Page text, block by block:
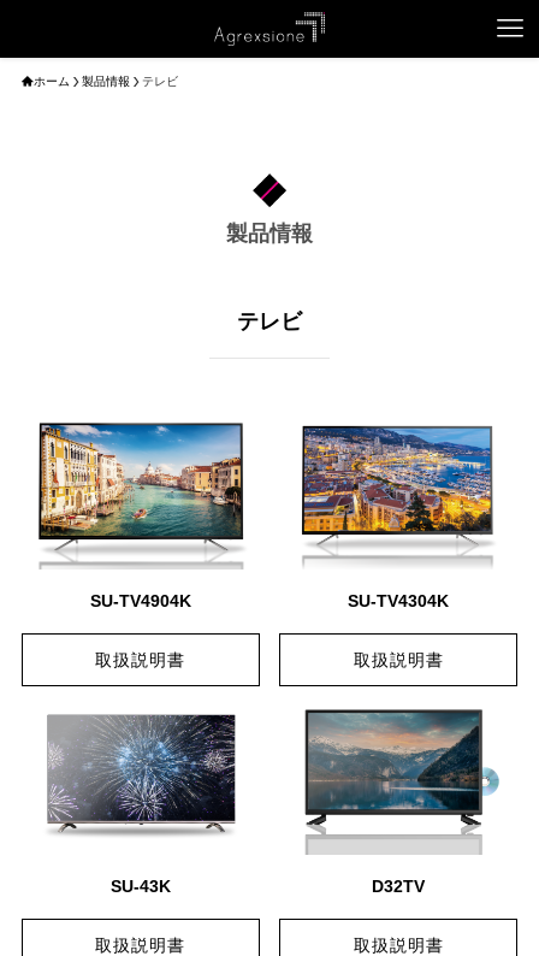
ホーム 製品情報 テレビ
製品情報
テレビ
SU-TV4904K
取扱説明書
SU-TV4304K
取扱説明書
SU-43K
取扱説明書
D32TV
取扱説明書